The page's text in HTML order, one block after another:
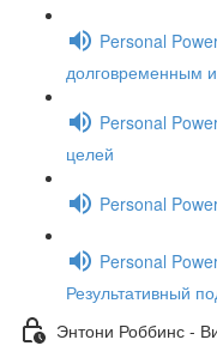
Personal
долговременным
Personal
целей
Personal
Personal
Результативный
Энтони Роббинс -